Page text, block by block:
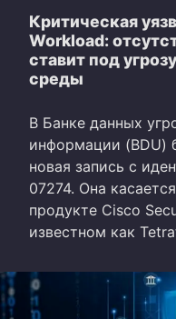
Критическая
Workload:
ставит под
среды
В Банке данных
информации (BDU)
новая запись с
07274. Она
продукте Cisco
известном как